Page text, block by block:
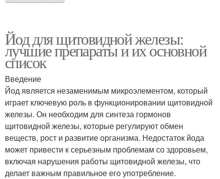
Йод для щитовидной железы:
лучшие препараты и их основной
список
Введение
Йод является незаменимым микроэлементом, который
играет ключевую роль в функционировании щитовидной
железы. Он необходим для синтеза гормонов
щитовидной железы, которые регулируют обмен
веществ, рост и развитие организма. Недостаток йода
может привести к серьезным проблемам со здоровьем,
включая нарушения работы щитовидной железы, что
делает важным правильное его употребление.